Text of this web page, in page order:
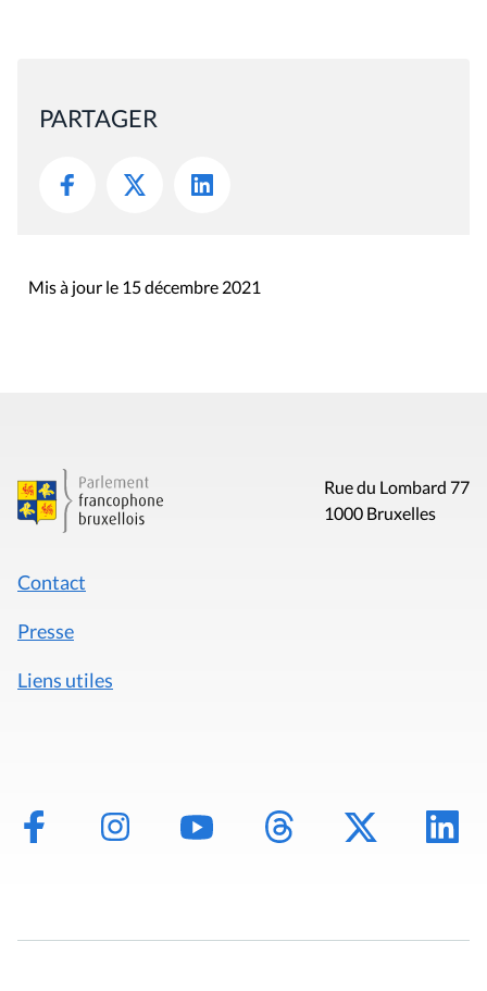
PARTAGER
Mis à jour le 15 décembre 2021
Rue du Lombard 77
1000 Bruxelles
Contact
Presse
Liens utiles